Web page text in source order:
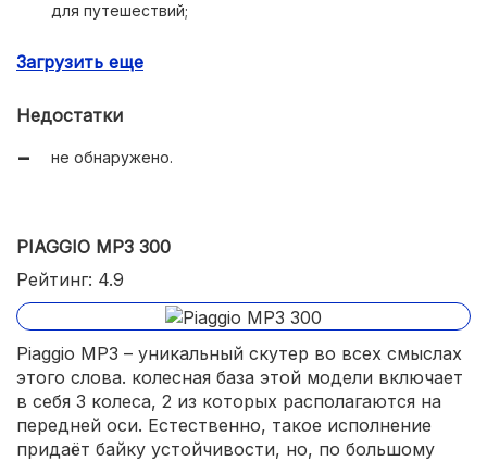
для путешествий;
км/ч;
тормозов;
приятный внешний вид (в духе компании BMW);
Загрузить еще
Недостатки
не обнаружено.
PIAGGIO MP3 300
Рейтинг: 4.9
Piaggio MP3 – уникальный скутер во всех смыслах
этого слова. колесная база этой модели включает
в себя 3 колеса, 2 из которых располагаются на
передней оси. Естественно, такое исполнение
придаёт байку устойчивости, но, по большому